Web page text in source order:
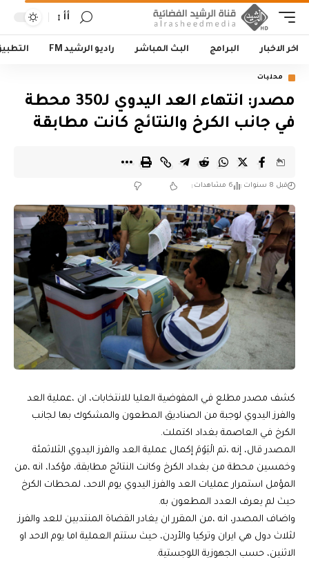
أأ
اخر الاخبار البرامج البث المباشر راديو الرشيد FM
محليات
مصدر: انتهاء العد اليدوي لـ350 محطة
في جانب الكرخ والنتائج كانت مطابقة
قبل 8 سنوات 6 مشاهدات
كشف مصدر مطلع في المفوضية العليا للانتخابات، ان ،عملية العد
والفرز اليدوي لوجبة من الصناديق المطعون والمشكوك بها لجانب
الكرخ في العاصمة بغداد اكتملت.
المصدر قال، إنه ،تم الْيَوْمَ إكمال عملية العد والفرز اليدوي الثلاثمئة
وخمسين محطة من بغداد الكرخ وكانت النتائج مطابقة، مؤكدا، انه ،من
المؤمل استمرار عمليات العد والفرز اليدوي يوم الاحد، لمحطات الكرخ
حيث لم يعرف العدد المطعون به.
واضاف المصدر، انه ،من المقرر ان يغادر القضاة المنتدبين للعد والفرز
لثلاث دول هي ايران وتركيا والأردن، حيث ستتم العملية اما يوم الاحد او
الاثنين، حسب الجهوزية اللوجستية.